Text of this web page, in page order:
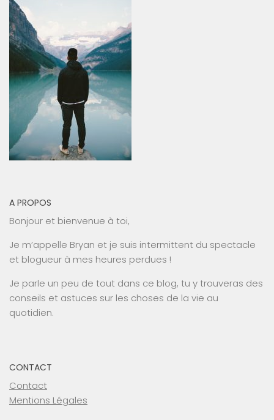
A PROPOS
Bonjour et bienvenue à toi,
Je m’appelle Bryan et je suis intermittent du spectacle
et blogueur à mes heures perdues !
Je parle un peu de tout dans ce blog, tu y trouveras des
conseils et astuces sur les choses de la vie au
quotidien.
CONTACT
Contact
Mentions Légales